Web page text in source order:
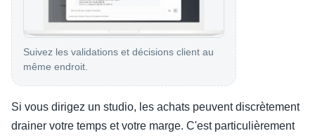
Suivez les validations et décisions client au
même endroit.
Si vous dirigez un studio, les achats peuvent discrètement
drainer votre temps et votre marge. C'est particulièrement